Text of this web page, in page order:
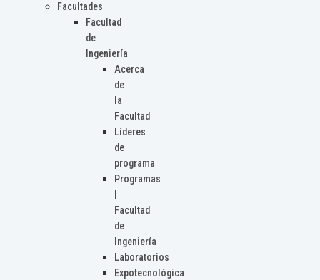
Facultades
Facultad
de
Ingeniería
Acerca
de
la
Facultad
Líderes
de
programa
Programas
Facultad
de
Ingeniería
Laboratorios
Expotecnológica